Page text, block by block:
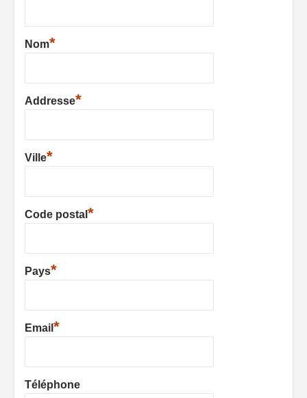
Nom*
Addresse*
Ville*
Code postal *
Pays*
Email *
Téléphone